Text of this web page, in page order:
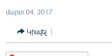
ՀԱՍԱՐԱԿՈՒԹՅՈՒՆ
մարտ 04, 2017
Կիսվել